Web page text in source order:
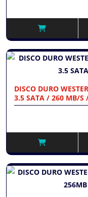
DISCO DURO
3.5 SATA / 260 MB/S